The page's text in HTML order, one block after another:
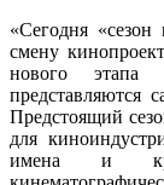
«Сегодня
смену
нового этапа
представляются
Предстоящий
для
имена и